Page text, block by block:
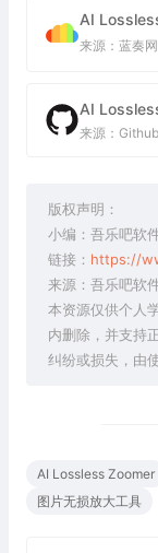
来源：蓝奏
AI
来源：Github
版权声明：
小编：吾乐吧软
链接： https://
来源：吾乐吧软
本资源仅供个人
内删除，并支持
纠纷或损失，由
AI Lossless Zoomer
图片无损放大工具